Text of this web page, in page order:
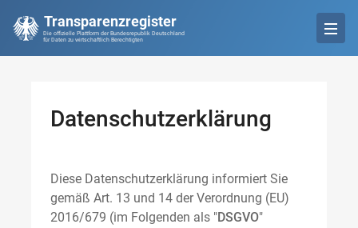
Transparenzregister
Die offizielle Plattform der Bundesrepublik Deutschland
für Daten zu wirtschaftlich Berechtigten
Datenschutzerklärung
Diese Datenschutzerklärung informiert Sie
gemäß Art. 13 und 14 der Verordnung (EU)
2016/679 (im Folgenden als "DSGVO"